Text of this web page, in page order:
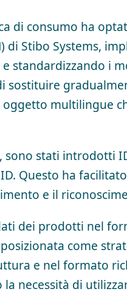
di consumo ha
di Stibo Systems,
standardizzando i
sostituire
multilingue
sono stati introdotti
Questo ha
e il
dei prodotti nel
come
e nel formato
necessità di